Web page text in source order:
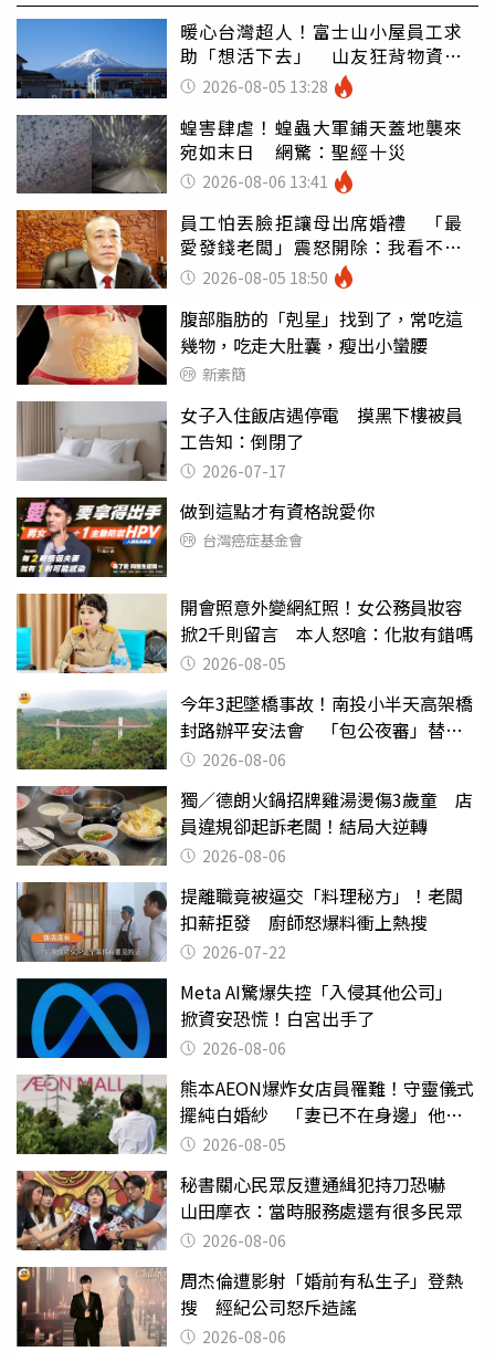
暖心台灣超人！富士山小屋員工求
助「想活下去」 山友狂背物資上
山：台灣真的是寶島
2026-08-05 13:28
蝗害肆虐！蝗蟲大軍鋪天蓋地襲來
宛如末日 網驚：聖經十災
2026-08-06 13:41
員工怕丟臉拒讓母出席婚禮 「最
愛發錢老闆」震怒開除：我看不起
你 2026-08-05 18:50
腹部脂肪的「剋星」找到了，常吃這
幾物，吃走大肚囊，瘦出小蠻腰
新素簡
女子入住飯店遇停電 摸黑下樓被員
工告知：倒閉了
2026-07-17
做到這點才有資格說愛你
台灣癌症基金會
開會照意外變網紅照！女公務員妝容
掀2千則留言 本人怒嗆：化妝有錯嗎
2026-08-05
今年3起墜橋事故！南投小半天高架橋
封路辦平安法會 「包公夜審」替亡
魂伸冤
2026-08-06
獨／德朗火鍋招牌雞湯燙傷3歲童 店
員違規卻起訴老闆！結局大逆轉
2026-08-06
提離職竟被逼交「料理秘方」！老闆
扣薪拒發 廚師怒爆料衝上熱搜
2026-07-22
Meta AI驚爆失控「入侵其他公司」
掀資安恐慌！白宮出手了
2026-08-06
熊本AEON爆炸女店員罹難！守靈儀式
擺純白婚紗 「妻已不在身邊」他淚
喊：無法想像
2026-08-05
秘書關心民眾反遭通緝犯持刀恐嚇
山田摩衣：當時服務處還有很多民眾
2026-08-06
周杰倫遭影射「婚前有私生子」登熱
搜 經紀公司怒斥造謠
2026-08-06